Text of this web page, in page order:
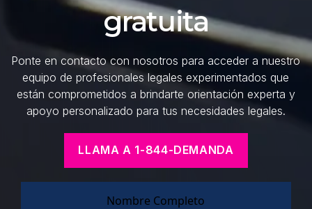
gratuita
Ponte en contacto con nosotros para acceder a nuestro
equipo de profesionales legales experimentados que
están comprometidos a brindarte orientación experta y
apoyo personalizado para tus necesidades legales.
LLAMA A 1-844-DEMANDA
Nombre Completo